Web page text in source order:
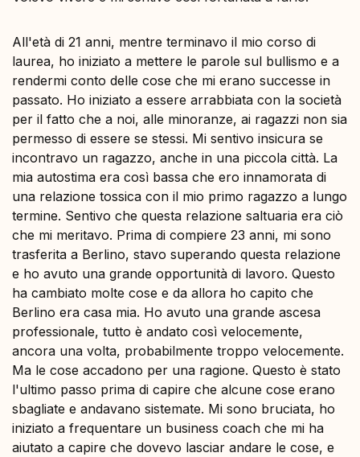
All'età di 21 anni, mentre terminavo il mio corso di
laurea, ho iniziato a mettere le parole sul bullismo e a
rendermi conto delle cose che mi erano successe in
passato. Ho iniziato a essere arrabbiata con la società
per il fatto che a noi, alle minoranze, ai ragazzi non sia
permesso di essere se stessi. Mi sentivo insicura se
incontravo un ragazzo, anche in una piccola città. La
mia autostima era così bassa che ero innamorata di
una relazione tossica con il mio primo ragazzo a lungo
termine. Sentivo che questa relazione saltuaria era ciò
che mi meritavo. Prima di compiere 23 anni, mi sono
trasferita a Berlino, stavo superando questa relazione
e ho avuto una grande opportunità di lavoro. Questo
ha cambiato molte cose e da allora ho capito che
Berlino era casa mia. Ho avuto una grande ascesa
professionale, tutto è andato così velocemente,
ancora una volta, probabilmente troppo velocemente.
Ma le cose accadono per una ragione. Questo è stato
l'ultimo passo prima di capire che alcune cose erano
sbagliate e andavano sistemate. Mi sono bruciata, ho
iniziato a frequentare un business coach che mi ha
aiutato a capire che dovevo lasciar andare le cose, e